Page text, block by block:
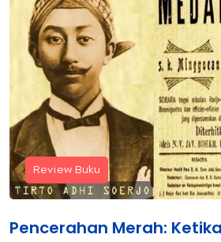
Review Buku
Pencerahan Merah: